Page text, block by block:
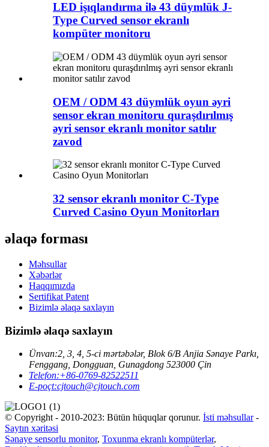
LED işıqlandırma ilə 43 düymlük J-
Type Curved sensor ekranlı
kompüter monitoru
OEM / ODM 43 düymlük oyun əyri
sensor ekran monitoru quraşdırılmış
əyri sensor ekranlı monitor satılır
zavod
32 sensor ekranlı monitor C-Type
Curved Casino Oyun Monitorları
əlaqə forması
Məhsullar
Xəbərlər
Haqqımızda
Sertifikat Patent
Bizimlə əlaqə saxlayın
Bizimlə əlaqə saxlayın
Ünvan:2, 3, 4, 5-ci mərtəbələr, Blok 6/B Anjia Sənaye Parkı,
Fenggang, Dongguan, Gunagdong 523000 Çin
Telefon:+86-0769-82522511
E-poçt:cjtouch@cjtouch.com
© Copyright - 2010-2023: Bütün hüquqlar qorunur. İsti məhsullar-
Saytın xəritəsi
Sənaye sensorlu monitor, Toxunma ekranlı kompüterlər,